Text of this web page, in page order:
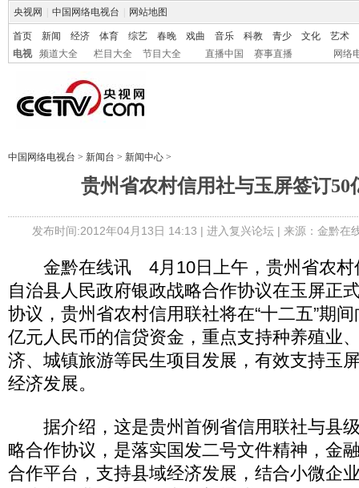
央视网 中国网络电视台 网站地图
首页 新闻 经济 体育 综艺 春晚 戏曲 音乐 科教 青少 文化
艺术
电视
频道大全 栏目大全 节目大全 直播中国 赛事直播 网络
中国网络电视台 > 新闻台 > 新闻中心 >
贵州省农村信用社与玉屏签订50
发布时间:2012年04月13日 14:13 | 进入复兴论坛| 来源：金黔在
金黔在线讯 4月10日上午，贵州省农村
自治县人民政府银政战略合作协议在玉屏正
协议，贵州省农村信用联社将在“十二五”期
亿元人民币的信贷资金，重点支持种养殖业
济、城镇旅游等民生项目发展，有效支持玉
经济发展。
据介绍，这是贵州首例省信用联社与县
略合作协议，是落实国发二号文件精神，金
合作平台，支持县域经济发展，结合小微企